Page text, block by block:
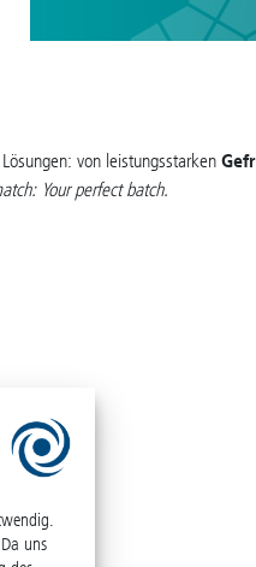
von leistungsstarken
Your perfect batch.
uns